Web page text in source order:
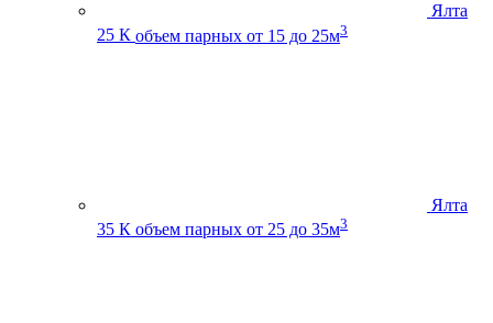
Ялта
25 К объем парных от 15 до 25м3
Ялта
35 К объем парных от 25 до 35м3